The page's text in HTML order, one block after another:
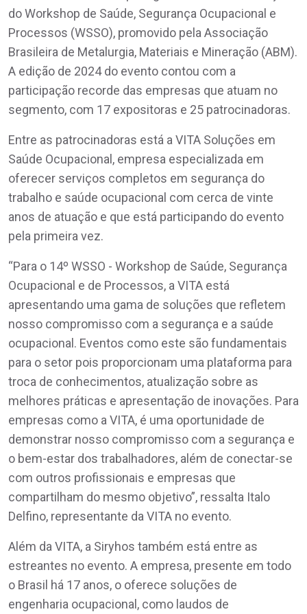
do Workshop de Saúde, Segurança Ocupacional e
Processos (WSSO), promovido pela Associação
Brasileira de Metalurgia, Materiais e Mineração (ABM).
A edição de 2024 do evento contou com a
participação recorde das empresas que atuam no
segmento, com 17 expositoras e 25 patrocinadoras.
Entre as patrocinadoras está a VITA Soluções em
Saúde Ocupacional, empresa especializada em
oferecer serviços completos em segurança do
trabalho e saúde ocupacional com cerca de vinte
anos de atuação e que está participando do evento
pela primeira vez.
“Para o 14º WSSO - Workshop de Saúde, Segurança
Ocupacional e de Processos, a VITA está
apresentando uma gama de soluções que refletem
nosso compromisso com a segurança e a saúde
ocupacional. Eventos como este são fundamentais
para o setor pois proporcionam uma plataforma para
troca de conhecimentos, atualização sobre as
melhores práticas e apresentação de inovações. Para
empresas como a VITA, é uma oportunidade de
demonstrar nosso compromisso com a segurança e
o bem-estar dos trabalhadores, além de conectar-se
com outros profissionais e empresas que
compartilham do mesmo objetivo”, ressalta Italo
Delfino, representante da VITA no evento.
Além da VITA, a Siryhos também está entre as
estreantes no evento. A empresa, presente em todo
o Brasil há 17 anos, o oferece soluções de
engenharia ocupacional, como laudos de